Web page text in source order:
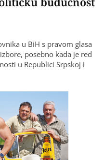
u BiH s pravom glasa
posebno kada je red
u Republici Srpskoj i